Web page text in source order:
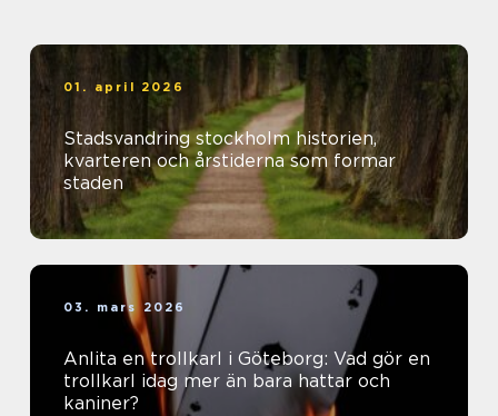
01. april 2026
Stadsvandring stockholm historien,
kvarteren och årstiderna som formar
staden
03. mars 2026
Anlita en trollkarl i Göteborg: Vad gör en
trollkarl idag mer än bara hattar och
kaniner?